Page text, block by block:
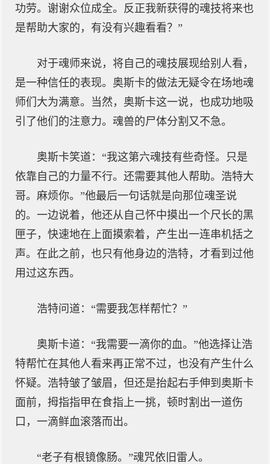
功劳。谢谢众位成全。反正我新获得的魂技将来也
是帮助大家的，有没有兴趣看看？”
对于魂师来说，将自己的魂技展现给别人看，
是一种信任的表现。奥斯卡的做法无疑令在场地魂
师们大为满意。当然，奥斯卡这一说，也成功地吸
引了他们的注意力。魂兽的尸体分割又不急。
奥斯卡笑道：“我这第六魂技有些奇怪。只是
依靠自己的力量不行。还需要其他人帮助。浩特大
哥。麻烦你。”他最后一句话就是向那位魂圣说
的。一边说着，他还从自己怀中摸出一个尺长的黑
匣子，快速地在上面摸索着，产生出一连串机括之
声。在此之前，也只有他身边的浩特，才看到过他
用过这东西。
浩特问道：“需要我怎样帮忙？”
奥斯卡道：“我需要一滴你的血。”他选择让浩
特帮忙在其他人看来再正常不过，也没有产生什么
怀疑。浩特皱了皱眉，但还是抬起右手伸到奥斯卡
面前，拇指指甲在食指上一挑，顿时割出一道伤
口，一滴鲜血滚落而出。
“老子有根镜像肠。”魂咒依旧雷人。